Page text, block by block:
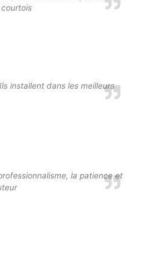
installent dans les meilleurs
la patience et